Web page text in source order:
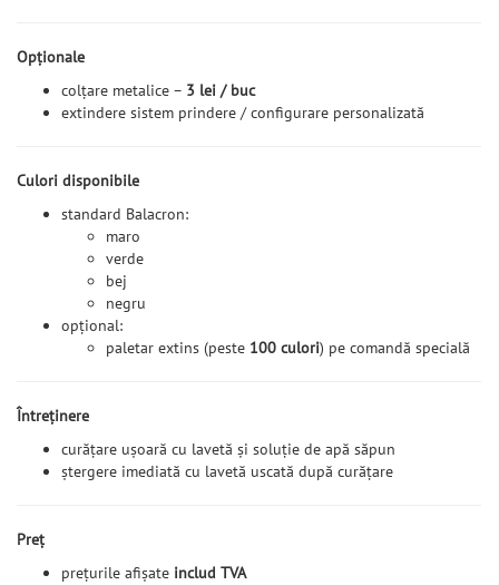
Opționale
colțare metalice – 3 lei / buc
extindere sistem prindere / configurare personalizată
Culori disponibile
standard Balacron:
maro
verde
bej
negru
opțional:
paletar extins (peste 100 culori) pe comandă specială
Întreținere
curățare ușoară cu lavetă și soluție de apă săpun
ștergere imediată cu lavetă uscată după curățare
Preț
prețurile afișate includ TVA